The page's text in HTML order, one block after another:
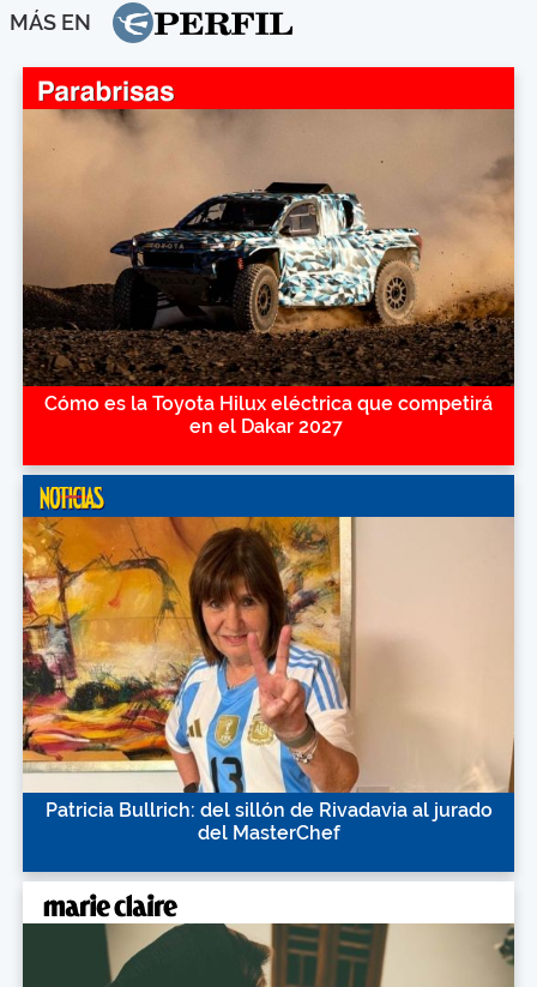
MÁS EN
Cómo es la Toyota Hilux eléctrica que competirá
en el Dakar 2027
Patricia Bullrich: del sillón de Rivadavia al jurado
del MasterChef